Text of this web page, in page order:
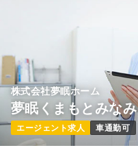
株式会社夢眠ホーム
夢眠くまもとみなみ
エージェント求人 車通勤可